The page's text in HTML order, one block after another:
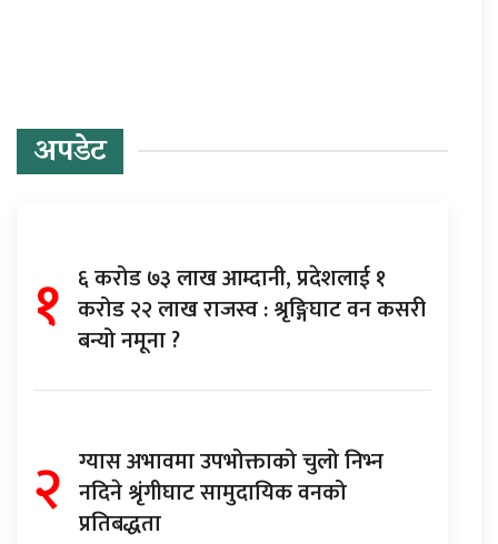
अपडेट
१ ६ करोड ७३ लाख आम्दानी, प्रदेशलाई १
करोड २२ लाख राजस्व : श्रृङ्गिघाट वन कसरी
बन्यो नमूना ?
२ ग्यास अभावमा उपभोक्ताको चुलो निभ्न
नदिने श्रृंगीघाट सामुदायिक वनको
प्रतिबद्धता